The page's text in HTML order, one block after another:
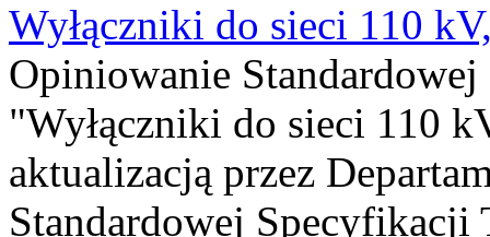
Wyłączniki do sieci 110
Opiniowanie
"Wyłączniki do sieci 110
aktualizacją przez
Standardowej Specyfikacji